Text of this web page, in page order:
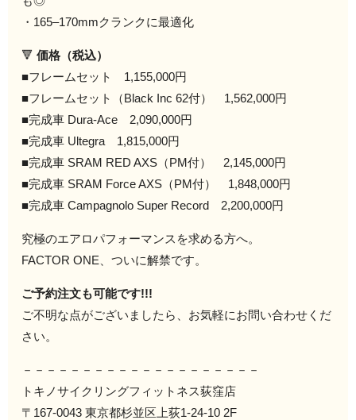
・165–170mmクランクに最適化
🔻価格（税込）
■フレームセット 1,155,000円
■フレームセット（Black Inc 62付） 1,562,000円
■完成車 Dura-Ace 2,090,000円
■完成車 Ultegra 1,815,000円
■完成車 SRAM RED AXS（PM付） 2,145,000円
■完成車 SRAM Force AXS（PM付） 1,848,000円
■完成車 Campagnolo Super Record 2,200,000円
究極のエアロパフォーマンスを求める方へ。
FACTOR ONE、ついに解禁です。
ご予約注文も可能です!!!
ご不明な点がございましたら、お気軽にお問い合わせくだ
さい。
－－－－－－－－－－－－－－－－－－－－
トキノサイクリングフィットネス荻窪店
〒167-0043 東京都杉並区上荻1-24-10 2F